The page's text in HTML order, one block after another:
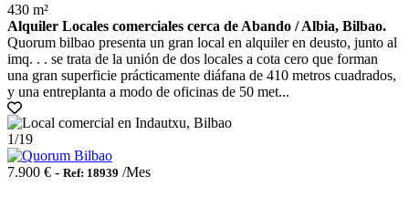
430 m²
Alquiler Locales comerciales cerca de Abando / Albia, Bilbao.
Quorum bilbao presenta un gran local en alquiler en deusto, junto al
imq. . . se trata de la unión de dos locales a cota cero que forman
una gran superficie prácticamente diáfana de 410 metros cuadrados,
y una entreplanta a modo de oficinas de 50 met...
1/19
7.900 € - Ref: 18939 /Mes